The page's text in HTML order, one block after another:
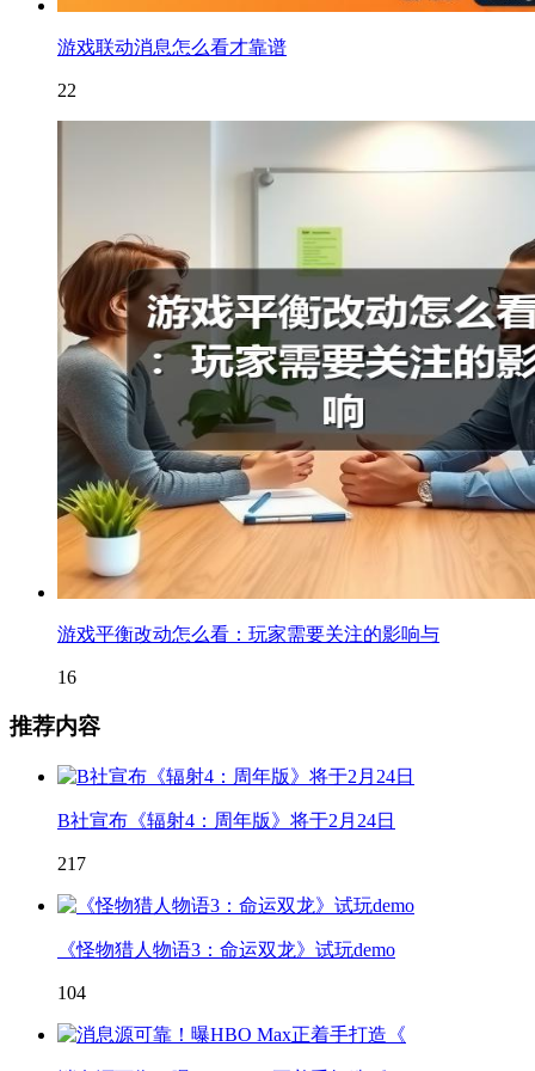
游戏联动消息怎么看才靠谱
22
游戏平衡改动怎么看：玩家需要关注的影响与
16
推荐内容
B社宣布《辐射4：周年版》将于2月24日
217
《怪物猎人物语3：命运双龙》试玩demo
104